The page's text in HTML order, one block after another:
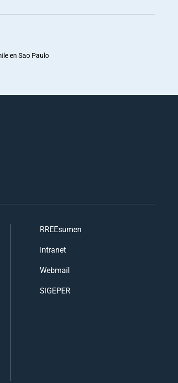
en Sao Paulo
RREEsumen
Intranet
Webmail
SIGEPER